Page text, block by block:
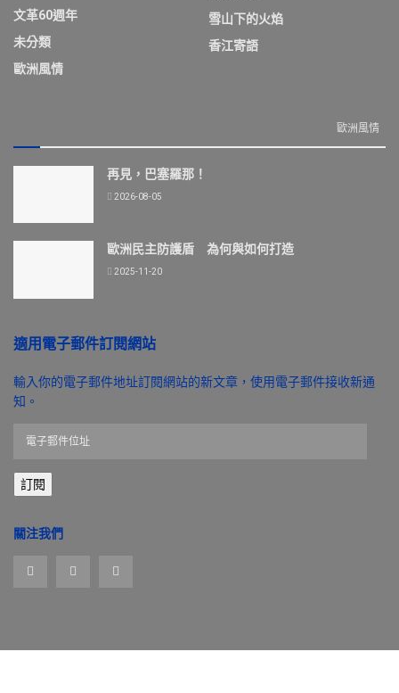
文革60週年
未分類
歐洲風情
雪山下的火焰
香江寄語
歐洲風情
再見，巴塞羅那！
2026-08-05
歐洲民主防護盾 為何與如何打造
2025-11-20
適用電子郵件訂閱網站
輸入你的電子郵件地址訂閱網站的新文章，使用電子郵件接收新通
知。
郵
件
址
訂閱
關注我們